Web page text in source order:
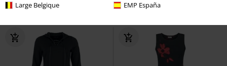
Large Belgique EMP España